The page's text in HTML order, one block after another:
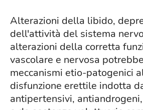
Alterazioni della libido,
dell'attività del sistema
alterazioni della corretta
vascolare e nervosa
meccanismi etio-patogenici
disfunzione erettile indotta
antipertensivi,